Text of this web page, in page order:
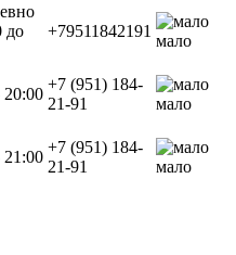
до
+79511842191
мало
20:00
+7 (951) 184-
21-91
мало
21:00
+7 (951) 184-
21-91
мало